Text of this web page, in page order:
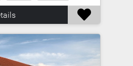
